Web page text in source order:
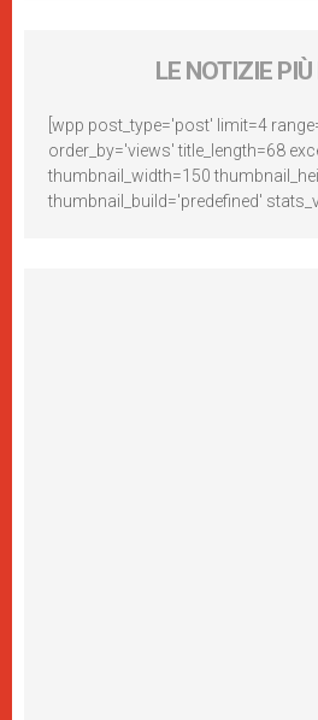
LE NOTIZIE
[wpp post_type='post' limit=4
order_by='views' title_length=68
thumbnail_width=150
thumbnail_build='predefined'